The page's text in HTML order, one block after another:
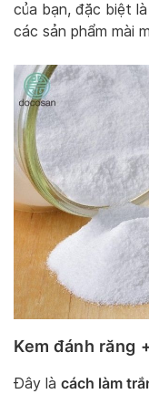
của bạn, đặc biệt
các sản phẩm mài
Kem đánh răng
Đây là cách làm